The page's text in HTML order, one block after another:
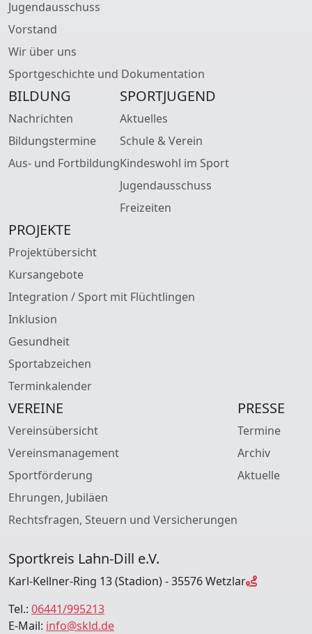
Jugendausschuss
Vorstand
Wir über uns
Sportgeschichte und Dokumentation
BILDUNG
Nachrichten
Bildungstermine
Aus- und Fortbildung
SPORTJUGEND
Aktuelles
Schule & Verein
Kindeswohl im Sport
Jugendausschuss
Freizeiten
PROJEKTE
Projektübersicht
Kursangebote
Integration / Sport mit Flüchtlingen
Inklusion
Gesundheit
Sportabzeichen
Terminkalender
VEREINE
Vereinsübersicht
Vereinsmanagement
Sportförderung
Ehrungen, Jubiläen
Rechtsfragen, Steuern und Versicherungen
PRESSE
Termine
Archiv
Aktuelle
Sportkreis Lahn-Dill e.V.
Karl-Kellner-Ring 13 (Stadion) - 35576 Wetzlar
Tel.: 06441/995213
E-Mail: info@skld.de